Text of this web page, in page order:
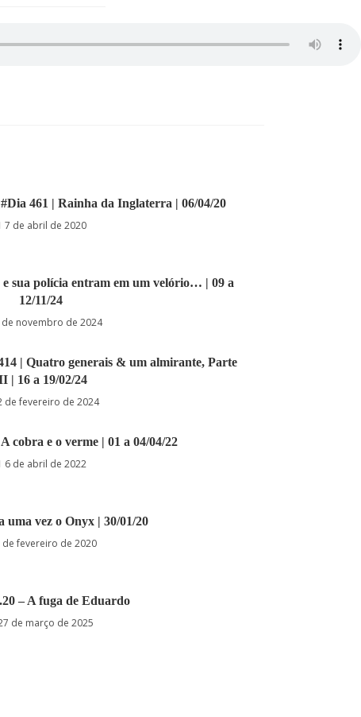
461 | Rainha da Inglaterra | 06/04/20
7 de abril de 2020
sua polícia entram em um velório… | 09 a
12/11/24
de novembro de 2024
| Quatro generais & um almirante, Parte
| 16 a 19/02/24
de fevereiro de 2024
cobra e o verme | 01 a 04/04/22
6 de abril de 2022
uma vez o Onyx | 30/01/20
de fevereiro de 2020
– A fuga de Eduardo
de março de 2025